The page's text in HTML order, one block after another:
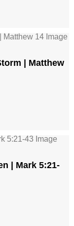
| Matthew
| Mark 5:21-